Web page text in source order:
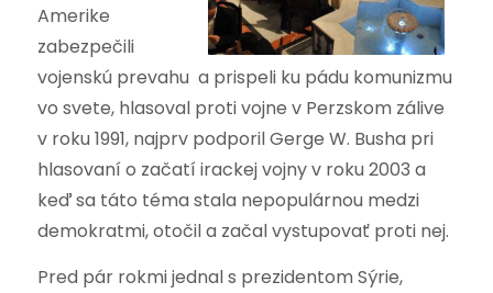
Amerike
zabezpečili
vojenskú prevahu a prispeli ku pádu komunizmu
vo svete, hlasoval proti vojne v Perzskom zálive
v roku 1991, najprv podporil Gerge W. Busha pri
hlasovaní o začatí irackej vojny v roku 2003 a
keď sa táto téma stala nepopulárnou medzi
demokratmi, otočil a začal vystupovať proti nej.
Pred pár rokmi jednal s prezidentom Sýrie,